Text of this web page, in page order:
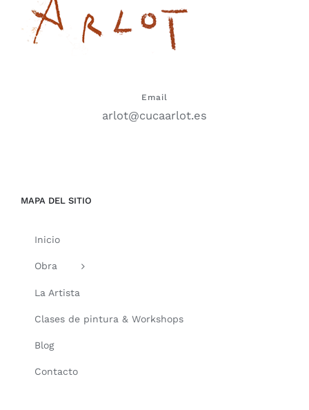
Email
arlot@cucaarlot.es
MAPA DEL SITIO
Inicio
Obra
La Artista
Clases de pintura & Workshops
Blog
Contacto